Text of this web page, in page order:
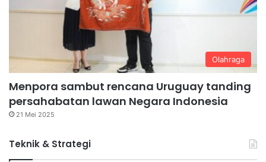
Olahraga
Menpora sambut rencana Uruguay tanding
persahabatan lawan Negara Indonesia
21 Mei 2025
Teknik & Strategi